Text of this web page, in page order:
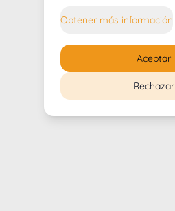
Obtener más información
Rechazar
Aceptar